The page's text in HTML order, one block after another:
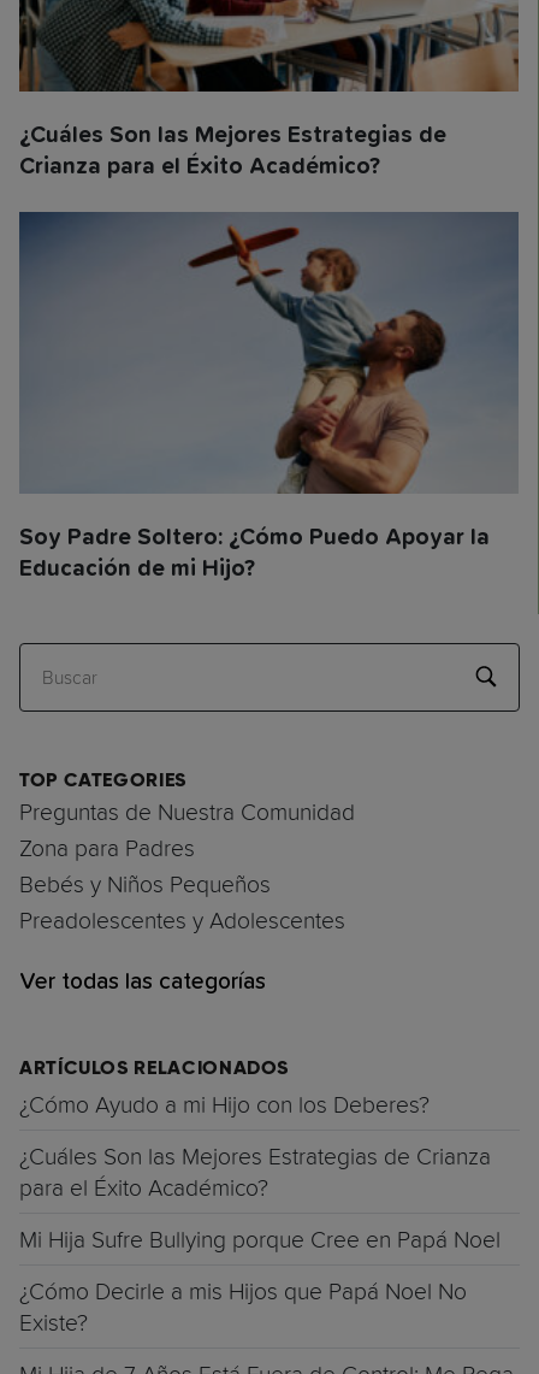
¿Cuáles Son las Mejores Estrategias de
Crianza para el Éxito Académico?
Soy Padre Soltero: ¿Cómo Puedo Apoyar la
Educación de mi Hijo?
Buscar
TOP CATEGORIES
Preguntas de Nuestra Comunidad
Zona para Padres
Bebés y Niños Pequeños
Preadolescentes y Adolescentes
Ver todas las categorías
ARTÍCULOS RELACIONADOS
¿Cómo Ayudo a mi Hijo con los Deberes?
¿Cuáles Son las Mejores Estrategias de Crianza
para el Éxito Académico?
Mi Hija Sufre Bullying porque Cree en Papá Noel
¿Cómo Decirle a mis Hijos que Papá Noel No
Existe?